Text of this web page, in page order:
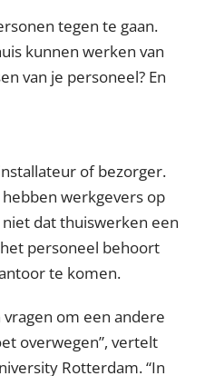
tegen te gaan.
kunnen werken van
van je personeel? En
of bezorger.
werkgevers op
dat thuiswerken een
personeel behoort
te komen.
om een andere
overwegen , vertelt
Rotterdam. In